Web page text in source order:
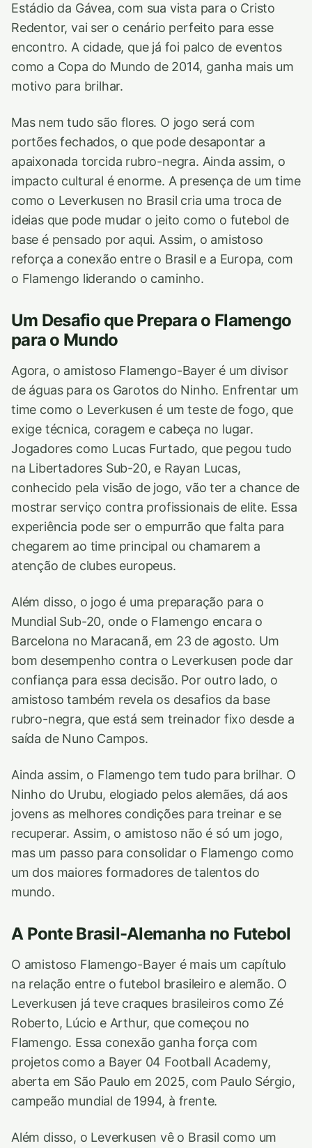
Estádio da Gávea, com sua vista para o Cristo
Redentor, vai ser o cenário perfeito para esse
encontro. A cidade, que já foi palco de eventos
como a Copa do Mundo de 2014, ganha mais um
motivo para brilhar.
Mas nem tudo são flores. O jogo será com
portões fechados, o que pode desapontar a
apaixonada torcida rubro-negra. Ainda assim, o
impacto cultural é enorme. A presença de um time
como o Leverkusen no Brasil cria uma troca de
ideias que pode mudar o jeito como o futebol de
base é pensado por aqui. Assim, o amistoso
reforça a conexão entre o Brasil e a Europa, com
o Flamengo liderando o caminho.
Um Desafio que Prepara o Flamengo
para o Mundo
Agora, o amistoso Flamengo-Bayer é um divisor
de águas para os Garotos do Ninho. Enfrentar um
time como o Leverkusen é um teste de fogo, que
exige técnica, coragem e cabeça no lugar.
Jogadores como Lucas Furtado, que pegou tudo
na Libertadores Sub-20, e Rayan Lucas,
conhecido pela visão de jogo, vão ter a chance de
mostrar serviço contra profissionais de elite. Essa
experiência pode ser o empurrão que falta para
chegarem ao time principal ou chamarem a
atenção de clubes europeus.
Além disso, o jogo é uma preparação para o
Mundial Sub-20, onde o Flamengo encara o
Barcelona no Maracanã, em 23 de agosto. Um
bom desempenho contra o Leverkusen pode dar
confiança para essa decisão. Por outro lado, o
amistoso também revela os desafios da base
rubro-negra, que está sem treinador fixo desde a
saída de Nuno Campos.
Ainda assim, o Flamengo tem tudo para brilhar. O
Ninho do Urubu, elogiado pelos alemães, dá aos
jovens as melhores condições para treinar e se
recuperar. Assim, o amistoso não é só um jogo,
mas um passo para consolidar o Flamengo como
um dos maiores formadores de talentos do
mundo.
A Ponte Brasil-Alemanha no Futebol
O amistoso Flamengo-Bayer é mais um capítulo
na relação entre o futebol brasileiro e alemão. O
Leverkusen já teve craques brasileiros como Zé
Roberto, Lúcio e Arthur, que começou no
Flamengo. Essa conexão ganha força com
projetos como a Bayer 04 Football Academy,
aberta em São Paulo em 2025, com Paulo Sérgio,
campeão mundial de 1994, à frente.
Além disso, o Leverkusen vê o Brasil como um